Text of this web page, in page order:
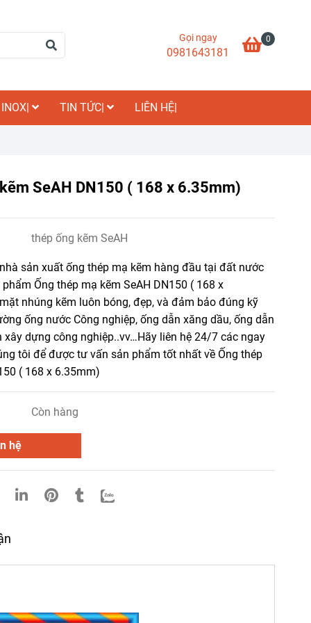
Gọi ngay
0981643181
0
TIN TỨC| LIÊN HỆ|
SeAH DN150 ( 168 x 6.35mm)
thép ống kẽm SeAH
sản xuất ống thép mạ kẽm hàng đầu tại đất nước
Ống thép mạ kẽm SeAH DN150 ( 168 x
nhúng kẽm luôn bóng, đẹp, và đảm bảo đúng kỹ
ống nước Công nghiệp, ống dẫn xăng dầu, ống dẫn
xây dựng công nghiệp..vv…Hãy liên hệ 24/7 các ngay
tôi để được tư vấn sản phẩm tốt nhất về Ống thép
( 168 x 6.35mm)
Còn hàng
hệ